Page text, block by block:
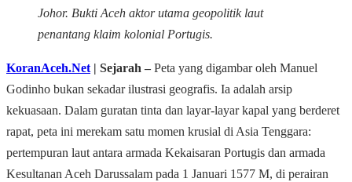
Johor. Bukti Aceh aktor utama geopolitik laut
penantang klaim kolonial Portugis.
KoranAceh.Net | Sejarah – Peta yang digambar oleh Manuel
Godinho bukan sekadar ilustrasi geografis. Ia adalah arsip
kekuasaan. Dalam guratan tinta dan layar-layar kapal yang berderet
rapat, peta ini merekam satu momen krusial di Asia Tenggara:
pertempuran laut antara armada Kekaisaran Portugis dan armada
Kesultanan Aceh Darussalam pada 1 Januari 1577 M, di perairan